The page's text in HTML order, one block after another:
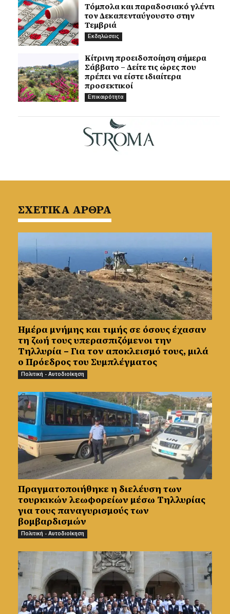
Τόμπολα και παραδοσιακό γλέντι
τον Δεκαπενταύγουστο στην
Τεμβριά
Εκδηλώσεις
Κίτρινη προειδοποίηση σήμερα
Σάββατο – Δείτε τις ώρες που
πρέπει να είστε ιδιαίτερα
προσεκτικοί
Επικαιρότητα
ΣΧΕΤΙΚΑ ΑΡΘΡΑ
Ημέρα μνήμης και τιμής σε όσους έχασαν
τη ζωή τους υπερασπιζόμενοι την
Τηλλυρία – Για τον αποκλεισμό τους, μιλά
ο Πρόεδρος του Συμπλέγματος
Πολιτική - Αυτοδιοίκηση
Πραγματοποιήθηκε η διελέυση των
τουρκικών λεωφορείων μέσω Τηλλυρίας
για τους παναγυρισμούς των
βομβαρδισμών
Πολιτική - Αυτοδιοίκηση